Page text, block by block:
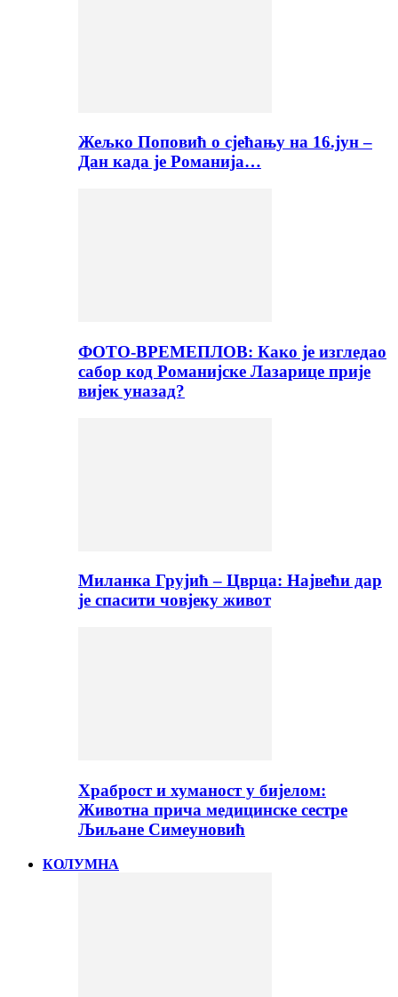
Жељко Поповић о сјећању на 16.јун –
Дан када је Романија…
ФОТО-ВРЕМЕПЛОВ: Како је изгледао
сабор код Романијске Лазарице прије
вијек уназад?
Миланка Грујић – Цврца: Највећи дар
је спасити човјеку живот
Храброст и хуманост у бијелом:
Животна прича медицинске сестре
Љиљане Симеуновић
КОЛУМНА